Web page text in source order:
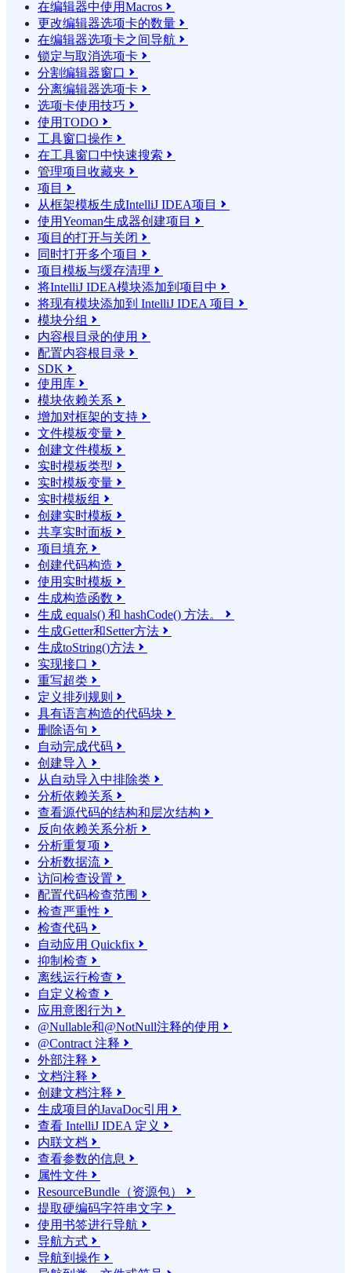
在编辑器中使用Macros 
更改编辑器选项卡的数量 
在编辑器选项卡之间导航 
锁定与取消选项卡 
分割编辑器窗口 
分离编辑器选项卡 
选项卡使用技巧 
使用TODO 
工具窗口操作 
在工具窗口中快速搜索 
管理项目收藏夹 
项目 
从框架模板生成IntelliJ IDEA项目 
使用Yeoman生成器创建项目 
项目的打开与关闭 
同时打开多个项目 
项目模板与缓存清理 
将IntelliJ IDEA模块添加到项目中 
将现有模块添加到 IntelliJ IDEA 项目 
模块分组 
内容根目录的使用 
配置内容根目录 
SDK 
使用库 
模块依赖关系 
增加对框架的支持 
文件模板变量 
创建文件模板 
实时模板类型 
实时模板变量 
实时模板组 
创建实时模板 
共享实时面板 
项目填充 
创建代码构造 
使用实时模板 
生成构造函数 
生成 equals() 和 hashCode() 方法。 
生成Getter和Setter方法 
生成toString()方法 
实现接口 
重写超类 
定义排列规则 
具有语言构造的代码块 
删除语句 
自动完成代码 
创建导入 
从自动导入中排除类 
分析依赖关系 
查看源代码的结构和层次结构 
反向依赖关系分析 
分析重复项 
分析数据流 
访问检查设置 
配置代码检查范围 
检查严重性 
检查代码 
自动应用 Quickfix 
抑制检查 
离线运行检查 
自定义检查 
应用意图行为 
@Nullable和@NotNull注释的使用 
@Contract 注释 
外部注释 
文档注释 
创建文档注释 
生成项目的JavaDoc引用 
查看 IntelliJ IDEA 定义 
内联文档 
查看参数的信息 
属性文件 
ResourceBundle（资源包） 
提取硬编码字符串文字 
使用书签进行导航 
导航方式 
导航到操作 